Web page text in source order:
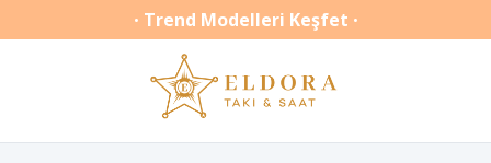
• Trend Modelleri Keşfet •